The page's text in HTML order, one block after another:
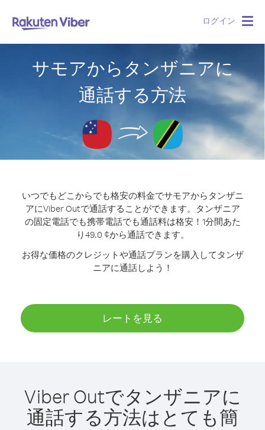
ログイン
サモアからタンザニアに
通話する方法
いつでもどこからでも格安の料金でサモアからタンザニ
アにViber Outで通話することができます。
タンザニア
の固定電話でも携帯電話でも通話料は格安！1分間あた
り49.0 ¢から通話できます。
お得な価格のクレジットや通話プランを購入してタンザ
ニアに通話しよう！
レートを見る
Viber Outでタンザニアに
通話する方法はとても簡